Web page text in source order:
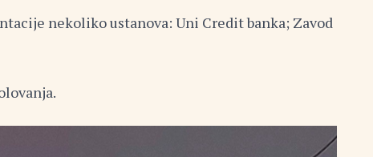
nekoliko ustanova: Uni Credit banka; Zavod